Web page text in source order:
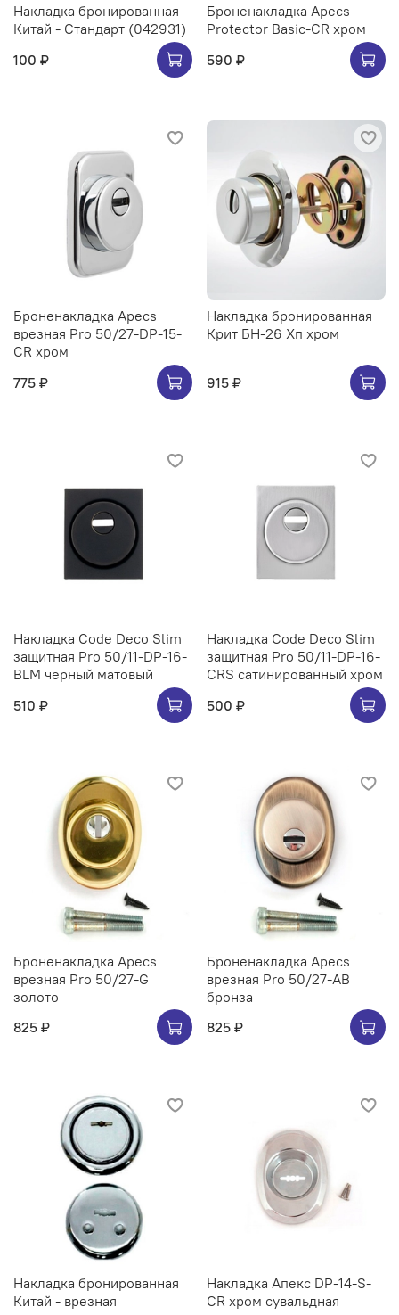
Накладка бронированная
Китай - Стандарт (042931)
100 ₽
Броненакладка Apecs
Protector Basic-CR хром
590 ₽
Броненакладка Apecs
врезная Pro 50/27-DP-15-
CR хром
775 ₽
Накладка бронированная
Крит БН-26 Хп хром
915 ₽
Накладка Code Deco Slim
защитная Pro 50/11-DP-16-
BLM черный матовый
510 ₽
Накладка Code Deco Slim
защитная Pro 50/11-DP-16-
CRS сатинированный хром
500 ₽
Броненакладка Apecs
врезная Pro 50/27-G
золото
825 ₽
Броненакладка Apecs
врезная Pro 50/27-AB
бронза
825 ₽
Накладка бронированная
Китай - врезная
Накладка Апекс DP-14-S-
CR хром сувальдная